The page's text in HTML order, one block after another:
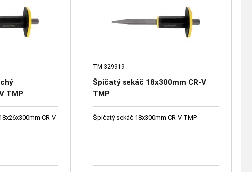
TMP
CR-V
TM-329919
Špičatý sekáč 18x300mm CR-V
TMP
Špičatý sekáč 18x300mm CR-V TMP